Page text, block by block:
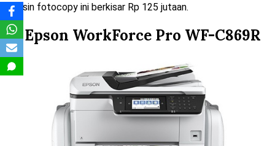
mesin fotocopy ini berkisar Rp 125 jutaan.
5. Epson WorkForce Pro WF-C869R